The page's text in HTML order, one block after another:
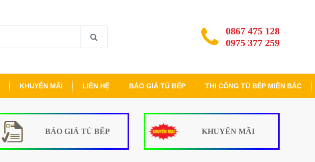
0867 475 128
0975 377 259
KHUYẾN MÃI LIÊN HỆ BÁO GIÁ TỦ BẾP THI CÔNG TỦ BẾP MIỀN BẮC
BÁO GIÁ TỦ BẾP KHUYẾN MÃI